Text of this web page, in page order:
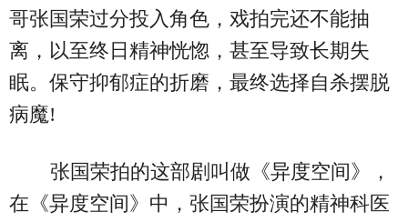
哥张国荣过分投入角色，戏拍完还不能抽
离，以至终日精神恍惚，甚至导致长期失
眠。保守抑郁症的折磨，最终选择自杀摆脱
病魔!
张国荣拍的这部剧叫做《异度空间》，
在《异度空间》中，张国荣扮演的精神科医